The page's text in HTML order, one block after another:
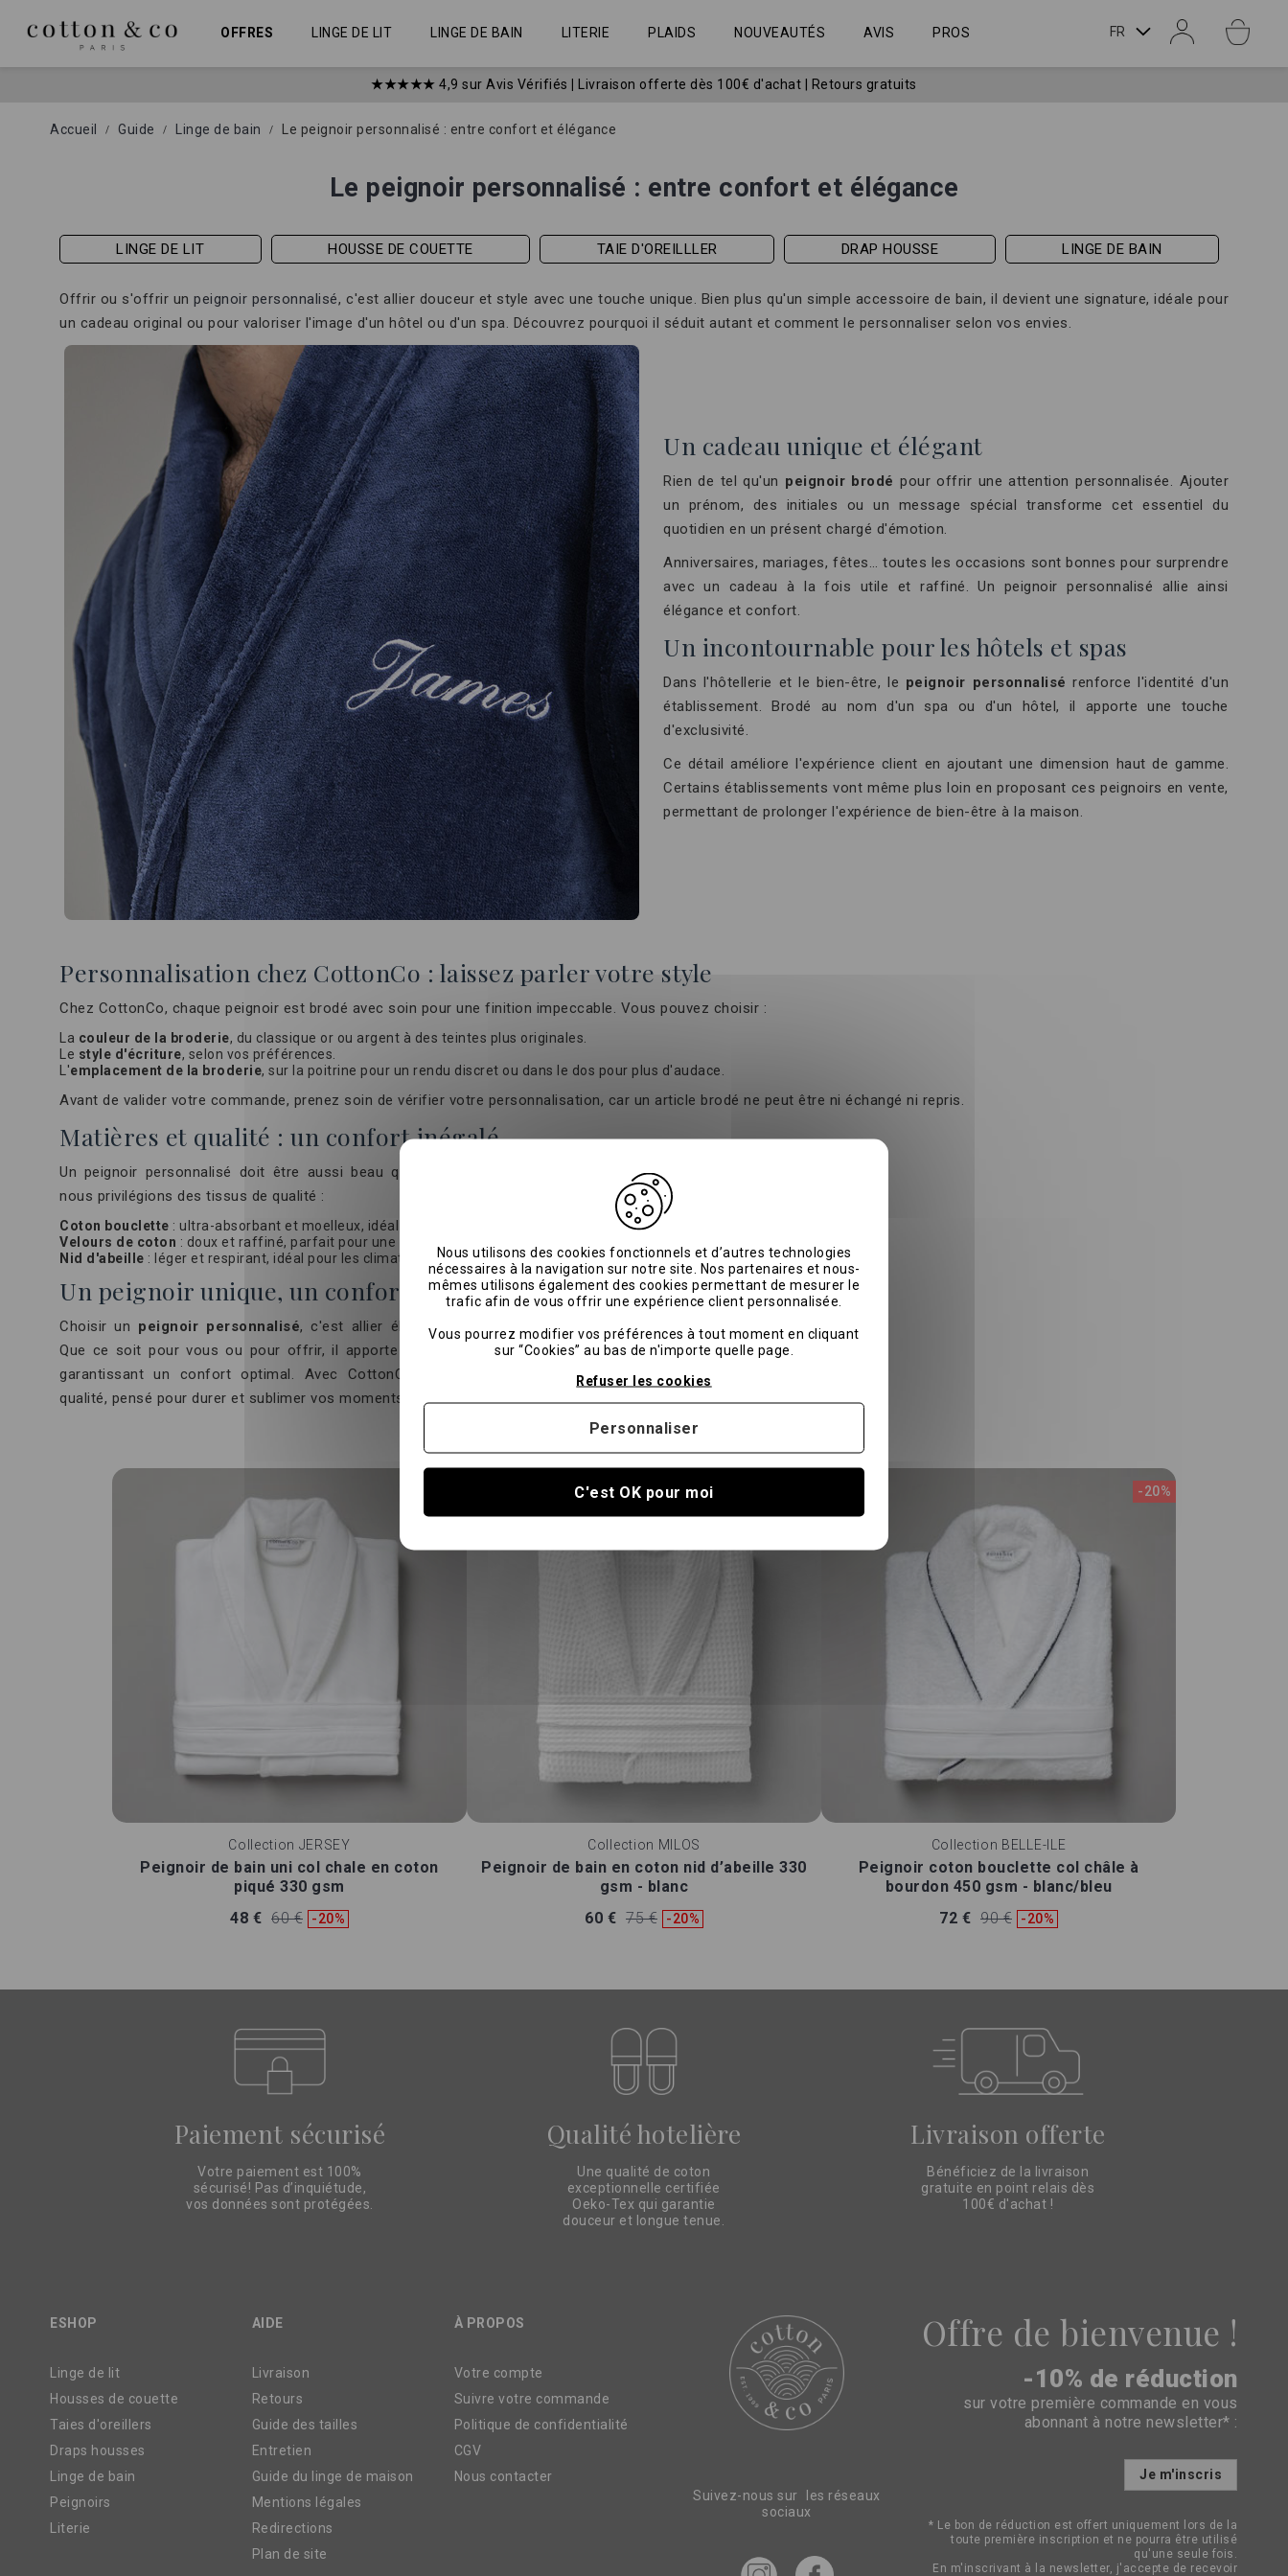
contenu
OFFRES LINGE DE LIT LINGE DE BAIN LITERIE PLAIDS NOUVEAUTÉS AVIS PROS LANGUE
FR
★★★★★ 4,9 sur Avis Vérifiés Livraison offerte dès 100€ d'achat | Retours gratuits
Accueil Guide Linge de bain Le peignoir personnalisé : entre confort et élégance
Le peignoir personnalisé : entre confort et élégance
LINGE DE LIT HOUSSE DE COUETTE TAIE D'OREILLLER DRAP HOUSSE LINGE DE BAIN
Offrir ou s'offrir unpeignoir personnalisé, c'est allier douceur et style avec une touche unique. Bien plus qu'un simple accessoire de bain, il devient une signature, idéale pour
un cadeau original ou pour valoriser l'image d'un hôtel ou d'un spa. Découvrez pourquoi il séduit autant et comment le personnaliser selon vos envies.
Un cadeau unique et élégant
Rien de tel qu'un peignoir brodé pour offrir une attention personnalisée. Ajouter
un prénom, des initiales ou un message spécial transforme cet essentiel du
quotidien en un présent chargé d'émotion.
Anniversaires, mariages, fêtes… toutes les occasions sont bonnes pour surprendre
avec un cadeau à la fois utile et raffiné. Un peignoir personnalisé allie ainsi
élégance et confort.
Un incontournable pour les hôtels et spas
Dans l'hôtellerie et le bien-être, le peignoir personnalisé renforce l'identité d'un
établissement. Brodé au nom d'un spa ou d'un hôtel, il apporte une touche
d'exclusivité.
Ce détail améliore l'expérience client en ajoutant une dimension haut de gamme.
Certains établissements vont même plus loin en proposant ces peignoirs en vente,
permettant de prolonger l'expérience de bien-être à la maison.
Personnalisation chez CottonCo : laissez parler votre style
Chez CottonCo, chaque peignoir est brodé avec soin pour une finition impeccable. Vous pouvez choisir :
La couleur de la broderie, du classique or ou argent à des teintes plus originales.
Le style d'écriture, selon vos préférences.
L'emplacement de la broderie, sur la poitrine pour un rendu discret ou dans le dos pour plus d'audace.
Avant de valider votre commande, prenez soin de vérifier votre personnalisation, car un article brodé ne peut être ni échangé ni repris.
Matières et qualité : un confort inégalé
Un peignoir personnalisé doit être aussi beau que confortable. Chez CottonCo,
nous privilégions des tissus de qualité :
Coton bouclette : ultra-absorbant et moelleux, idéal après le bain.
Velours de coton : doux et raffiné, parfait pour une touche luxueuse.
Nid d'abeille : léger et respirant, idéal pour les climats plus chauds.
Un peignoir unique, un confort absolu
Choisir un peignoir personnalisé, c'est allier élégance, bien-être et exclusivité.
Que ce soit pour vous ou pour offrir, il apporte une touche d'originalité tout en
garantissant un confort optimal. Avec CottonCo, offrez-vous un peignoir de
qualité, pensé pour durer et sublimer vos moments de détente.
Collection JERSEY
Peignoir de bain uni col chale en coton
piqué 330 gsm
48 € 60 € -20%
Collection MILOS
Peignoir de bain en coton nid d’abeille 330
gsm - blanc
60 € 75 € -20%
-20%
Collection BELLE-ILE
Peignoir coton bouclette col châle à
bourdon 450 gsm - blanc/bleu
72 € 90 € -20%
Paiement sécurisé
Votre paiement est 100%
sécurisé! Pas d’inquiétude,
vos données sont protégées.
Qualité hotelière
Une qualité de coton
exceptionnelle certifiée
Oeko-Tex qui garantie
douceur et longue tenue.
Livraison offerte
Bénéficiez de la livraison
gratuite en point relais dès
100€ d'achat !
ESHOP
Linge de lit
Housses de couette
Taies d'oreillers
Draps housses
Linge de bain
Peignoirs
Literie
AIDE
Livraison
Retours
Guide des tailles
Entretien
Guide du linge de maison
Mentions légales
Redirections
Plan de site
À PROPOS
Votre compte
Suivre votre commande
Politique de confidentialité
CGV
Nous contacter
Suivez-nous sur les réseaux
sociaux
Offre de bienvenue !
-10% de réduction
sur votre première commande en vous
abonnant à notre newsletter* :
Inscription
d’information
:
Je m'inscris
* Le bon de réduction est offert uniquement lors de la
toute première inscription et ne pourra être utilisé
qu'une seule fois.
En m'inscrivant à la newsletter, j'accepte de recevoir
Nous utilisons des cookies fonctionnels et d’autres technologies
nécessaires à la navigation sur notre site. Nos partenaires et nous-
mêmes utilisons également des cookies permettant de mesurer le
trafic afin de vous offrir une expérience client personnalisée.
Vous pourrez modifier vos préférences à tout moment en cliquant
sur “Cookies” au bas de n'importe quelle page.
C'est OK pour moi
Refuser les cookies
Personnaliser